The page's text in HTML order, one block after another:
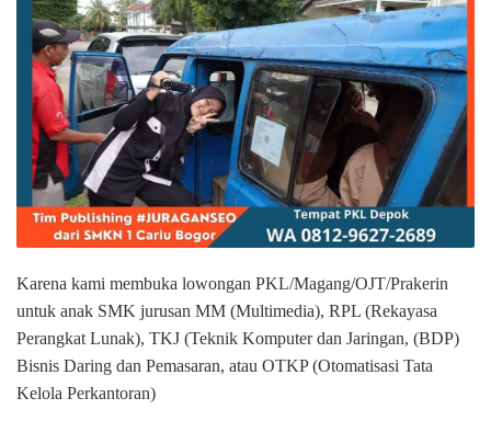
Karena kami membuka lowongan PKL/Magang/OJT/Prakerin
untuk anak SMK jurusan MM (Multimedia), RPL (Rekayasa
Perangkat Lunak), TKJ (Teknik Komputer dan Jaringan, (BDP)
Bisnis Daring dan Pemasaran, atau OTKP (Otomatisasi Tata
Kelola Perkantoran)